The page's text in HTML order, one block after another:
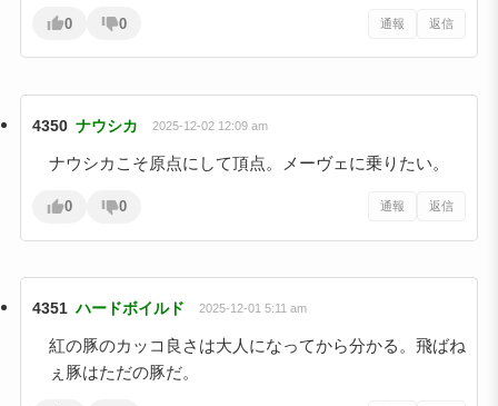
0 0 通報 返信
4350 ナウシカ 2025-12-02 12:09 am
ナウシカこそ原点にして頂点。メーヴェに乗りたい。
0 0 通報 返信
4351 ハードボイルド 2025-12-01 5:11 am
紅の豚のカッコ良さは大人になってから分かる。飛ばね
ぇ豚はただの豚だ。